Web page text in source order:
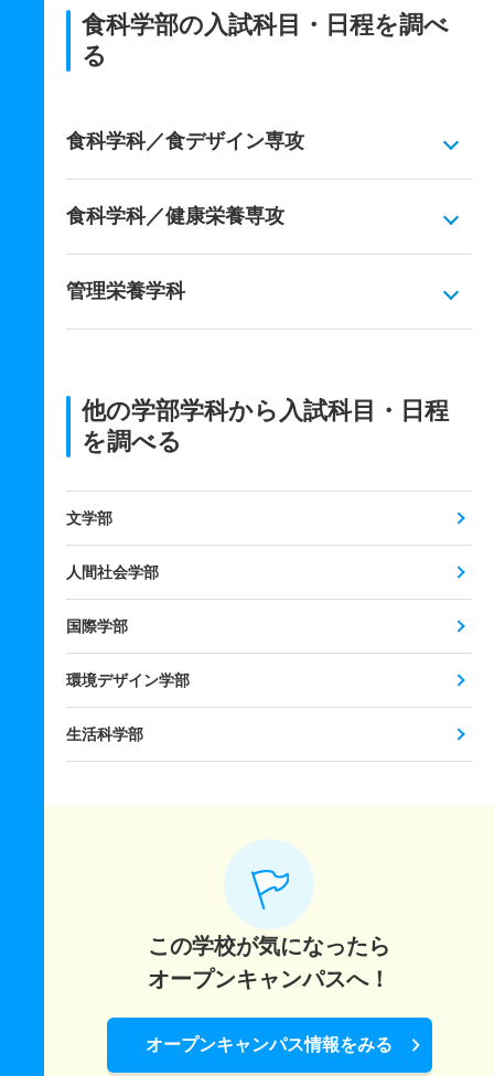
食科学部の入試科目・日程を調べ
る
食科学科／食デザイン専攻
食科学科／健康栄養専攻
管理栄養学科
他の学部学科から入試科目・日程
を調べる
文学部
人間社会学部
国際学部
環境デザイン学部
生活科学部
この学校が気になったら
オープンキャンパスへ！
オープンキャンパス情報をみる